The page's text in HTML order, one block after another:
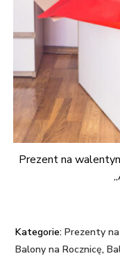
Prezent na
Kategorie: Prezenty
Balony na Rocznicę,